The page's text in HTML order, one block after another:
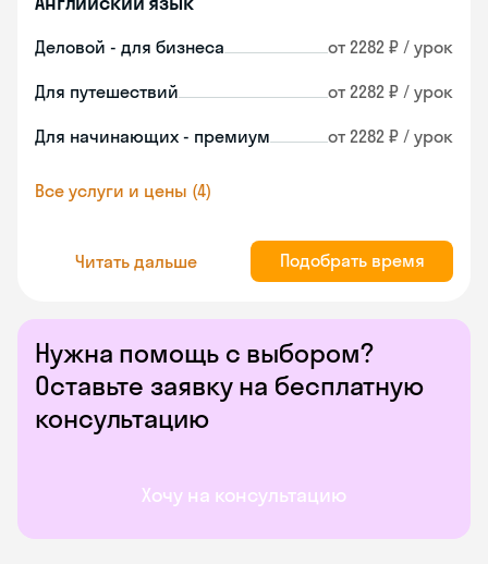
Нужна помощь с выбором?
Оставьте заявку на бесплатную
консультацию
Хочу на консультацию
Деловой - для бизнеса от 2282 ₽ / урок
Для путешествий от 2282 ₽ / урок
Для начинающих - премиум от 2282 ₽ / урок
Все услуги и цены (4)
Читать дальше Подобрать время